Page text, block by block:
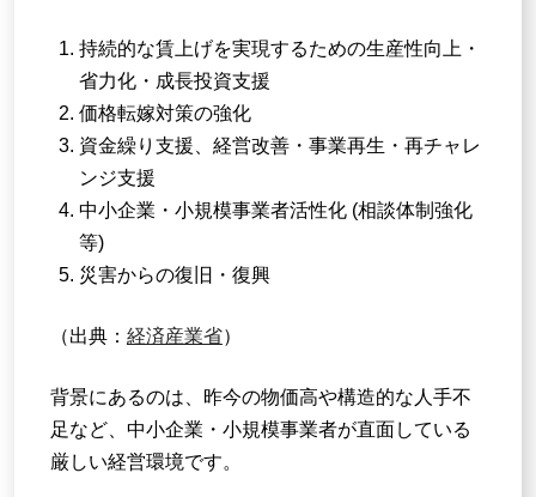
持続的な賃上げを実現するための生産性向上・
省力化・成長投資支援
価格転嫁対策の強化
資金繰り支援、経営改善・事業再生・再チャレ
ンジ支援
中小企業・小規模事業者活性化 (相談体制強化
等)
災害からの復旧・復興
（出典： 経済産業省）
背景にあるのは、昨今の物価高や構造的な人手不
足など、中小企業・小規模事業者が直面している
厳しい経営環境です。